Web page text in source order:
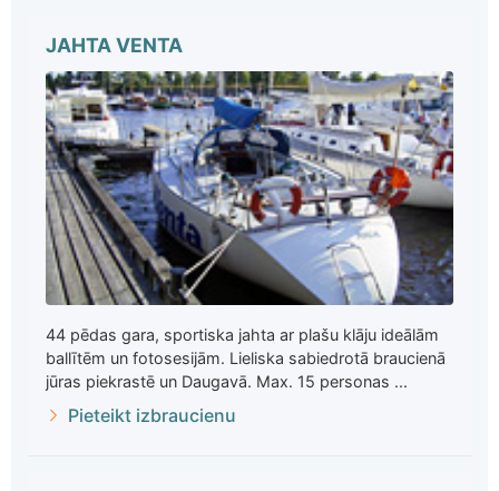
JAHTA VENTA
44 pēdas gara, sportiska jahta ar plašu klāju ideālām
ballītēm un fotosesijām. Lieliska sabiedrotā braucienā
jūras piekrastē un Daugavā. Max. 15 personas ...
Pieteikt izbraucienu